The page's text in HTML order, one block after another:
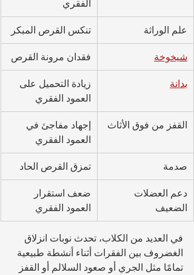
الفقري
علم الوراثة تنكس القرص المبكر
شيخوخة فقدان مرونة القرص
بدانة
زيادة التحميل على
العمود الفقري
القفز من فوق الأثاث
إجهاد مفاجئ في
العمود الفقري
صدمة تمزق القرص الحاد
دعم العضلات
الضعيف
ضعف استقرار
العمود الفقري
في العديد من الكلاب، تحدث نوبات انزلاق
الغضروف بين الفقرات أثناء أنشطة طبيعية
تمامًا مثل الجري أو صعود السلالم أو القفز